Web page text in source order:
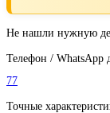
Не нашли нужную
Телефон / WhatsApp
77
Точные